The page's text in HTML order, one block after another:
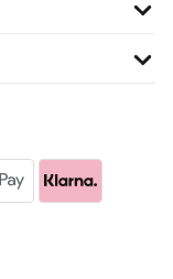
of this picture frame
actually measures